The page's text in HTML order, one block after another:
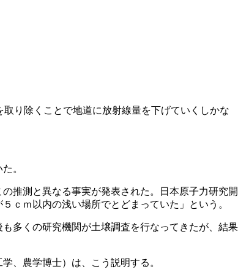
り除くことで地道に放射線量を下げていくしかな
。
推測と異なる事実が発表された。日本原子力研究開
ｃｍ以内の浅い場所でとどまっていた」という。
多くの研究機関が土壌調査を行なってきたが、結果
、農学博士）は、こう説明する。